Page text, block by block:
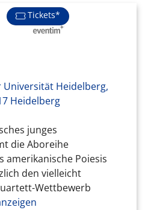
Tickets*
Universität Heidelberg,
Heidelberg
junges
die Aboreihe
amerikanische Poiesis
den vielleicht
Wettbewerb